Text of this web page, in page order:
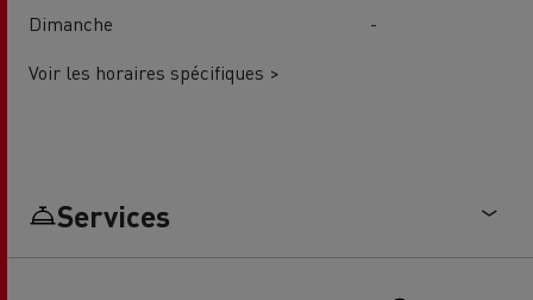
Dimanche
-
Voir les horaires spécifiques >
Services